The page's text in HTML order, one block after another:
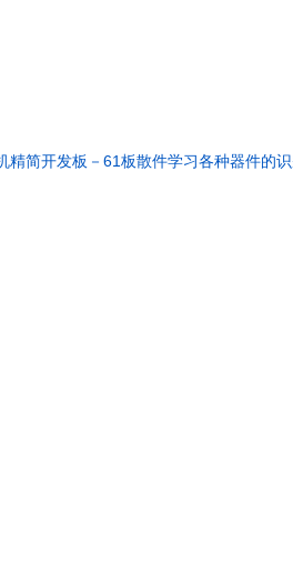
精简开发板－ 61板散件学习各种器件的